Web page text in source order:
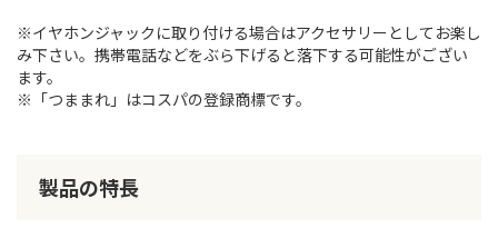
※イヤホンジャックに取り付ける場合はアクセサリーとしてお楽し
み下さい。携帯電話などをぶら下げると落下する可能性がござい
ます。
※「つままれ」はコスパの登録商標です。
製品の特長